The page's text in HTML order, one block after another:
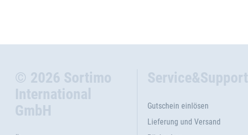
© 2026 Sortimo
International
GmbH
Service&Support
Gutschein einlösen
Lieferung und Versand